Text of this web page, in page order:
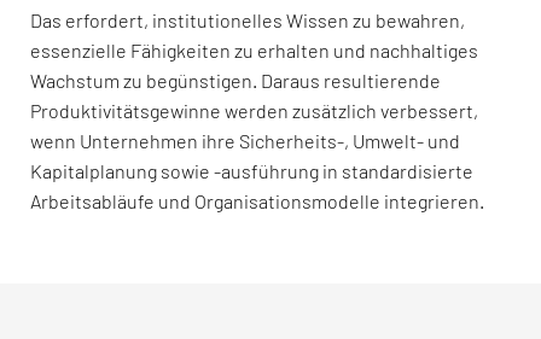
Das erfordert, institutionelles Wissen zu bewahren,
essenzielle Fähigkeiten zu erhalten und nachhaltiges
Wachstum zu begünstigen. Daraus resultierende
Produktivitätsgewinne werden zusätzlich verbessert,
wenn Unternehmen ihre Sicherheits-, Umwelt- und
Kapitalplanung sowie -ausführung in standardisierte
Arbeitsabläufe und Organisationsmodelle integrieren.